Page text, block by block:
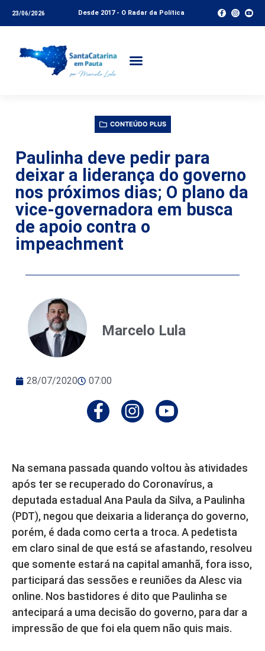
23/06/2026 Desde 2017 - O Radar da Política
CONTEÚDO PLUS
Paulinha deve pedir para
deixar a liderança do governo
nos próximos dias; O plano da
vice-governadora em busca
de apoio contra o
impeachment
Marcelo Lula
28/07/2020 07:00
Na semana passada quando voltou às atividades
após ter se recuperado do Coronavírus, a
deputada estadual Ana Paula da Silva, a Paulinha
(PDT), negou que deixaria a liderança do governo,
porém, é dada como certa a troca. A pedetista
em claro sinal de que está se afastando, resolveu
que somente estará na capital amanhã, fora isso,
participará das sessões e reuniões da Alesc via
online. Nos bastidores é dito que Paulinha se
antecipará a uma decisão do governo, para dar a
impressão de que foi ela quem não quis mais.